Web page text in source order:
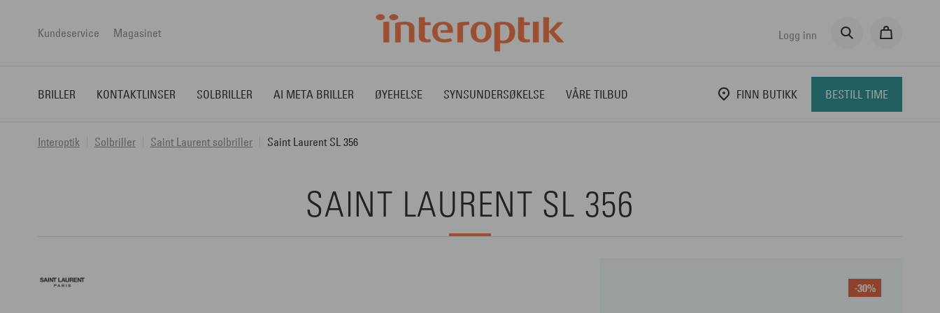
Kundeservice Magasinet Logg inn
BRILLER KONTAKTLINSER SOLBRILLER AI META BRILLER ØYEHELSE SYNSUNDERSØKELSE VÅRE TILBUD FINN BUTIKK BESTILL TIME
Interoptik Solbriller Saint Laurent solbriller Saint Laurent SL 356
SAINT LAURENT SL 356
-30%